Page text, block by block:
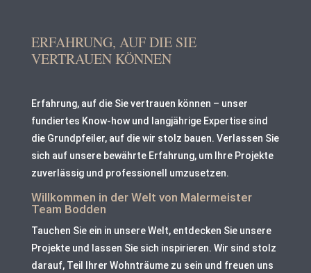
ERFAHRUNG, AUF DIE SIE
VERTRAUEN KÖNNEN
Erfahrung, auf die Sie vertrauen können – unser
fundiertes Know-how und langjährige Expertise sind
die Grundpfeiler, auf die wir stolz bauen. Verlassen Sie
sich auf unsere bewährte Erfahrung, um Ihre Projekte
zuverlässig und professionell umzusetzen.
Willkommen in der Welt von Malermeister
Team Bodden
Tauchen Sie ein in unsere Welt, entdecken Sie unsere
Projekte und lassen Sie sich inspirieren. Wir sind stolz
darauf, Teil Ihrer Wohnträume zu sein und freuen uns